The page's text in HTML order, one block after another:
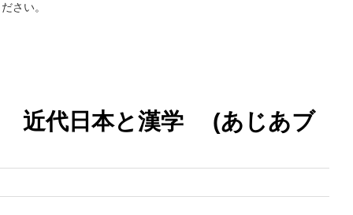
さい。
近代日本と漢学 (あじあブ